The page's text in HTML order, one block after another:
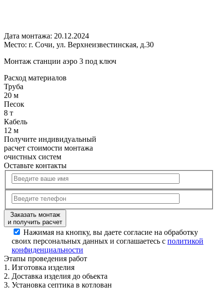
Дата монтажа: 20.12.2024
Место: г. Сочи, ул. Верхнеизвестинская, д.30
Монтаж станции аэро 3 под ключ
Расход материалов
Труба
20 м
Песок
8 т
Кабель
12 м
Получите индивидуальный
расчет стоимости монтажа
очистных систем
Оставьте контакты
Заказать монтаж
и получить расчет
Нажимая на кнопку, вы даете согласие на обработку
своих персональных данных и соглашаетесь с политикой
конфиденциальности
Этапы проведения работ
1. Изготовка изделия
2. Доставка изделия до обьекта
3. Установка септика в котлован